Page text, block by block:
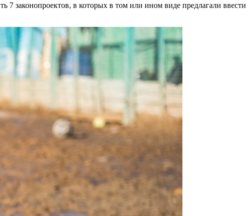
законопроектов, в которых в том или ином виде предлагали ввести